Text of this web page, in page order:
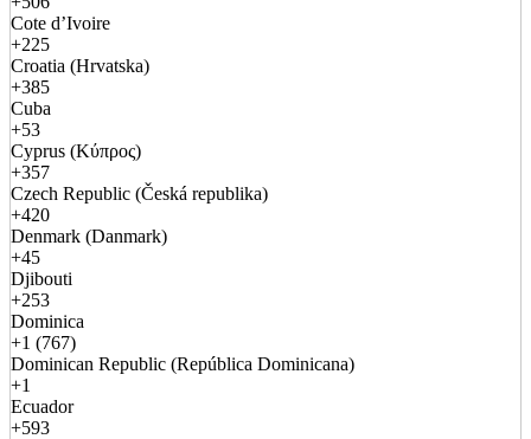
Cote d’Ivoire
+225
Croatia (Hrvatska)
+385
Cuba
+53
Cyprus (Κύπρος)
+357
Czech Republic (Česká republika)
+420
Denmark (Danmark)
+45
Djibouti
+253
Dominica
+1 (767)
Dominican Republic (República Dominicana)
+1
Ecuador
+593